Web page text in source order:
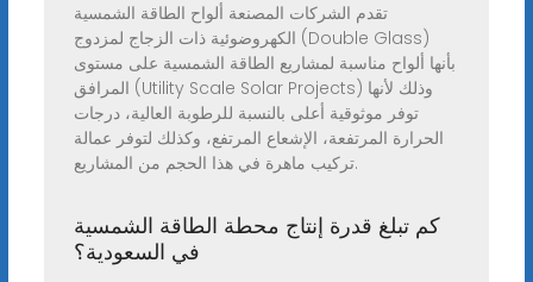
تقدم الشركات المصنعة ألواح الطاقة الشمسية
الكهروضوئية ذات الزجاج لمزدوج (Double Glass)
بأنها ألواح مناسبة لمشاريع الطاقة الشمسية على مستوى
المرافق (Utility Scale Solar Projects) وذلك لأنها
توفر موثوقية أعلى بالنسبة للرطوبة العالية، درجات
الحرارة المرتفعة، الإشعاع المرتفع، وكذلك لتوفر عمالة
تركيب ماهرة في هذا الحجم من المشاريع.
كم تبلغ قدرة إنتاج محطة الطاقة الشمسية
في السعودية؟